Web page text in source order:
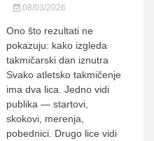
08/03/2026
Ono što rezultati ne
pokazuju: kako izgleda
takmičarski dan iznutra
Svako atletsko takmičenje
ima dva lica. Jedno vidi
publika — startovi,
skokovi, merenja,
pobednici. Drugo lice vidi